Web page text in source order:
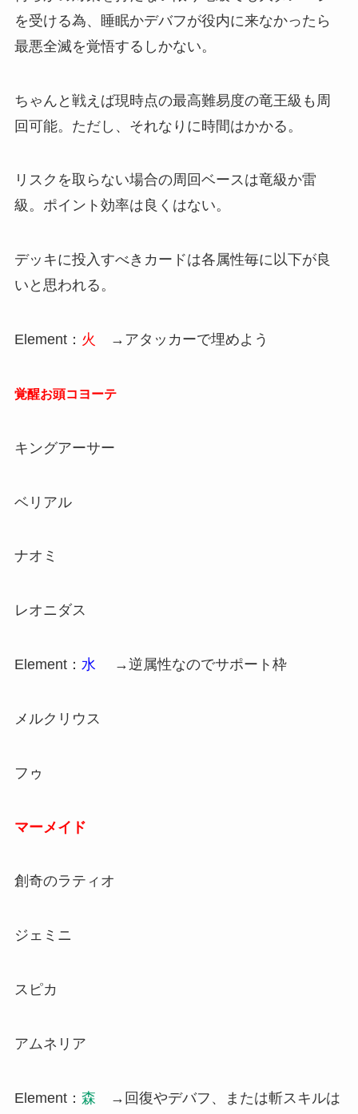
を受ける為、睡眠かデバフが役内に来なかったら
最悪全滅を覚悟するしかない。
ちゃんと戦えば現時点の最高難易度の竜王級も周
回可能。ただし、それなりに時間はかかる。
リスクを取らない場合の周回ベースは竜級か雷
級。ポイント効率は良くはない。
デッキに投入すべきカードは各属性毎に以下が良
いと思われる。
Element： 火 →アタッカーで埋めよう
覚醒お頭コヨーテ
キングアーサー
ベリアル
ナオミ
レオニダス
Element： 水 →逆属性なのでサポート枠
メルクリウス
フゥ
マーメイド
創奇のラティオ
ジェミニ
スピカ
アムネリア
Element： 森 →回復やデバフ、または斬スキルは